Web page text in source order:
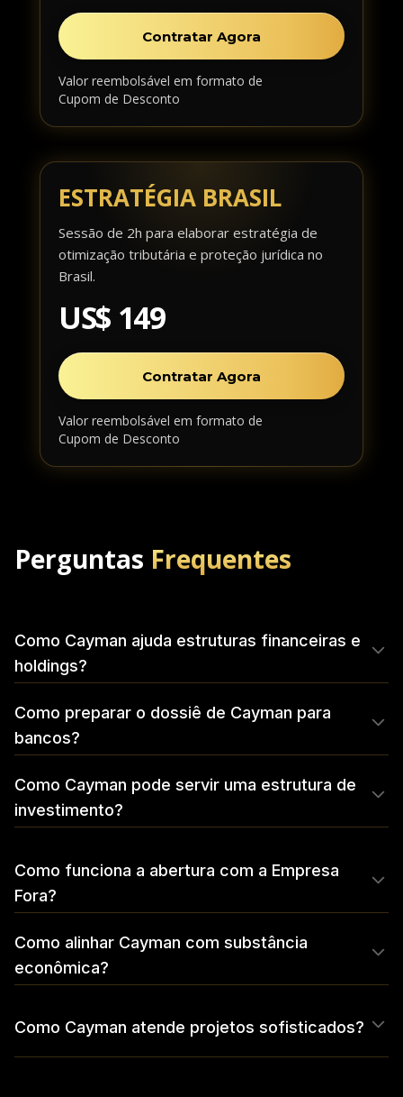
Contratar Agora
Valor reembolsável em formato de
Cupom de Desconto
ESTRATÉGIA BRASIL
Sessão de 2h para elaborar estratégia de
otimização tributária e proteção jurídica no
Brasil.
US$ 149
Contratar Agora
Valor reembolsável em formato de
Cupom de Desconto
Perguntas Frequentes
Como Cayman ajuda estruturas financeiras e
holdings?
Como preparar o dossiê de Cayman para
bancos?
Como Cayman pode servir uma estrutura de
investimento?
Como funciona a abertura com a Empresa
Fora?
Como alinhar Cayman com substância
econômica?
Como Cayman atende projetos sofisticados?